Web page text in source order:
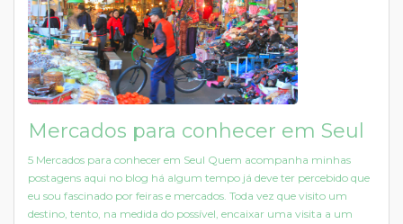
Mercados para conhecer em Seul
5 Mercados para conhecer em Seul Quem acompanha minhas
postagens aqui no blog há algum tempo já deve ter percebido que
eu sou fascinado por feiras e mercados. Toda vez que visito um
destino, tento, na medida do possível, encaixar uma visita a um